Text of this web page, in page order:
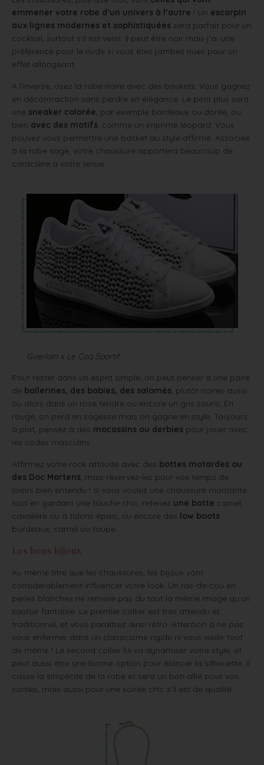
emmener votre robe d’un univers à l’autre ! Un escarpin
aux lignes modernes et sophistiquées sera parfait pour un
cocktail, surtout s’il est verni. Il peut être noir mais j’ai une
préférence pour le nude si vous êtes jambes nues pour un
effet allongeant.
A l’inverse, osez la robe noire avec des baskets. Vous gagnez
en décontraction sans perdre en élégance. Le petit plus sera
une sneaker colorée , par exemple bordeaux ou dorée, ou
bien avec des motifs , comme un imprimé léopard. Vous
pouvez vous permettre une basket au style affirmé. Associée
à la robe sage, votre chaussure apportera beaucoup de
caractère à votre tenue.
Guerlain x Le Coq Sportif
Pour rester dans un esprit simple, on peut penser à une paire
de ballerines, des babies, des salomés , plutôt noires aussi
ou alors dans un rose tendre ou encore un gris souris. En
rouge, on perd en sagesse mais on gagne en style. Toujours
à plat, pensez à des mocassins ou derbies pour jouer avec
les codes masculins.
Affirmez votre rock attitude avec des bottes motardes ou
des Doc Martens , mais réservez-les pour vos temps de
loisirs bien entendu ! Si vous voulez une chaussure montante
tout en gardant une touche chic, retenez une botte camel,
cavalière ou à talons épais, ou encore des low boots
bordeaux, camel ou taupe.
Au même titre que les chaussures, les bijoux vont
considérablement influencer votre look. Un ras-de-cou en
perles blanches ne renvoie pas du tout la même image qu’un
sautoir fantaisie. Le premier collier est très attendu et
traditionnel, et vous paraîtrez ainsi rétro. Attention à ne pas
vous enfermer dans un classicisme rigide ni vous vieillir tout
de même ! Le second collier lui va dynamiser votre style, et
peut aussi être une bonne option pour élancer la silhouette. Il
casse la simplicité de la robe et sera un bon allié pour vos
sorties, mais aussi pour une soirée chic s’il est de qualité.